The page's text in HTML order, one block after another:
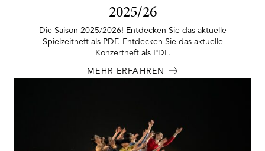
2025/26
Die Saison 2025/2026! Entdecken Sie das aktuelle
Spielzeitheft als PDF. Entdecken Sie das aktuelle
Konzertheft als PDF.
MEHR ERFAHREN